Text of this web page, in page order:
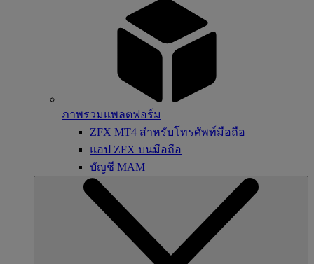
ภาพรวมแพลตฟอร์ม
ZFX MT4 สำหรับโทรศัพท์มือถือ
แอป ZFX บนมือถือ
บัญชี MAM